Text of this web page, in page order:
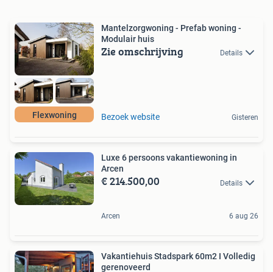
Flexwoning
Mantelzorgwoning - Prefab woning -
Modulair huis
Zie omschrijving Details
Bezoek website Gisteren
Luxe 6 persoons vakantiewoning in
Arcen
€ 214.500,00 Details
Arcen 6 aug 26
Vakantiehuis Stadspark 60m2 I Volledig
gerenoveerd